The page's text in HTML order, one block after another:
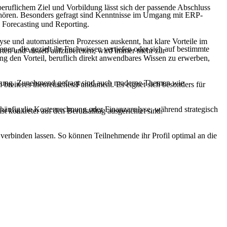
Ziel und Vorbildung lässt sich der passende Abschluss
Besonders gefragt sind Kenntnisse im Umgang mit ERP-
und Reporting.
und automatisierten Prozessen auskennt, hat klare Vorteile im
und visuell aufzubereiten, wird immer mehr zur
die gezielt ihr Fachwissen vertiefen oder sich auf bestimmte
den Vorteil, beruflich direkt anwendbares Wissen zu erwerben,
theoretisches Fundament. Es eignet sich besonders für
konkreter auf den Berufsalltag ausgerichtet sind.
Zunehmend gefragt sind auch moderne Themen wie
die Kostenrechnung oder Finanzanalyse, während strategisch
lassen. So können Teilnehmende ihr Profil optimal an die